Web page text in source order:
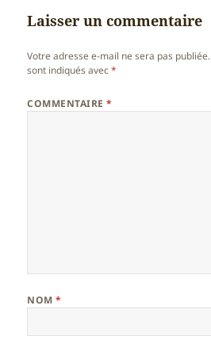
Laisser un commentaire
Votre adresse e-mail ne sera pas publiée.
sont indiqués avec*
COMMENTAIRE*
NOM*